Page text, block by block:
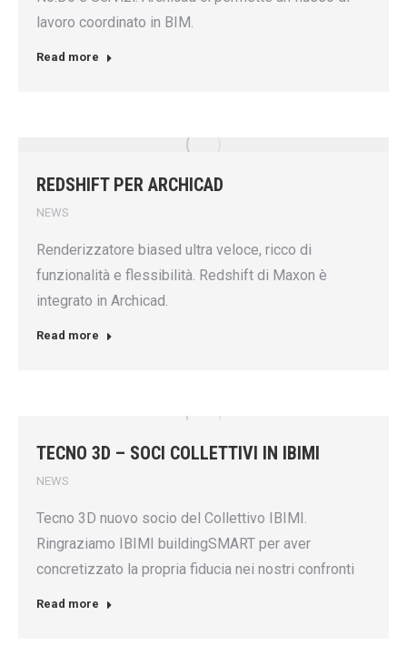
lavoro coordinato in BIM.
Read more
REDSHIFT PER ARCHICAD
NEWS
Renderizzatore biased ultra veloce, ricco di
funzionalità e flessibilità. Redshift di Maxon è
integrato in Archicad.
Read more
TECNO 3D – SOCI COLLETTIVI IN IBIMI
NEWS
Tecno 3D nuovo socio del Collettivo IBIMI.
Ringraziamo IBIMI buildingSMART per aver
concretizzato la propria fiducia nei nostri confronti
Read more